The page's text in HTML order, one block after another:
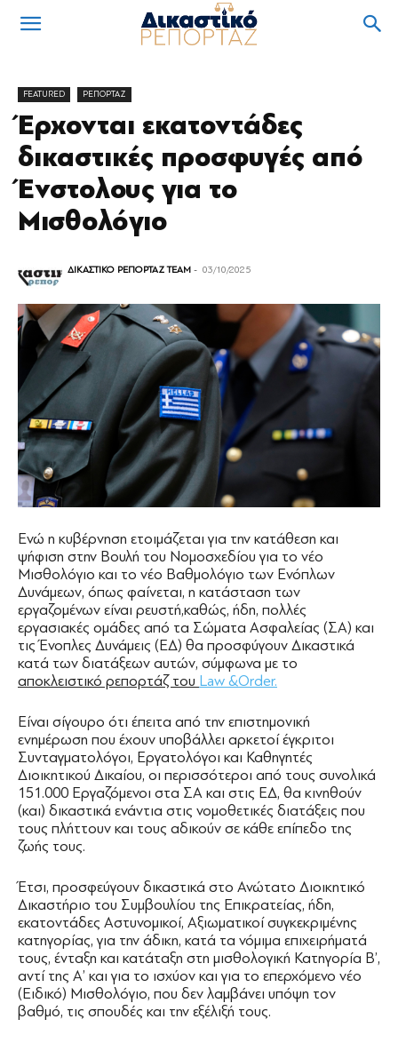
FEATURED ΡΕΠΟΡΤΑΖ
Έρχονται εκατοντάδες
δικαστικές προσφυγές από
Ένστολους για το
Μισθολόγιο
ΔΙΚΑΣΤΙΚΟ ΡΕΠΟΡΤΑΖ TEAM - 03/10/2025
Ενώ η κυβέρνηση ετοιμάζεται για την κατάθεση και
ψήφιση στην Βουλή του Νομοσχεδίου για το νέο
Μισθολόγιο και το νέο Βαθμολόγιο των Ενόπλων
Δυνάμεων, όπως φαίνεται, η κατάσταση των
εργαζομένων είναι ρευστή,καθώς, ήδη, πολλές
εργασιακές ομάδες από τα Σώματα Ασφαλείας (ΣΑ) και
τις Ένοπλες Δυνάμεις (ΕΔ) θα προσφύγουν Δικαστικά
κατά των διατάξεων αυτών, σύμφωνα με το
αποκλειστικό ρεπορτάζ του Law &Order.
Είναι σίγουρο ότι έπειτα από την επιστημονική
ενημέρωση που έχουν υποβάλλει αρκετοί έγκριτοι
Συνταγματολόγοι, Εργατολόγοι και Καθηγητές
Διοικητικού Δικαίου, οι περισσότεροι από τους συνολικά
151.000 Εργαζόμενοι στα ΣΑ και στις ΕΔ, θα κινηθούν
(και) δικαστικά ενάντια στις νομοθετικές διατάξεις που
τους πλήττουν και τους αδικούν σε κάθε επίπεδο της
ζωής τους.
Έτσι, προσφεύγουν δικαστικά στο Ανώτατο Διοικητικό
Δικαστήριο του Συμβουλίου της Επικρατείας, ήδη,
εκατοντάδες Αστυνομικοί, Αξιωματικοί συγκεκριμένης
κατηγορίας, για την άδικη, κατά τα νόμιμα επιχειρήματά
τους, ένταξη και κατάταξη στη μισθολογική Κατηγορία Β’,
αντί της Α’ και για το ισχύον και για το επερχόμενο νέο
(Ειδικό) Μισθολόγιο, που δεν λαμβάνει υπόψη τον
βαθμό, τις σπουδές και την εξέλιξή τους.